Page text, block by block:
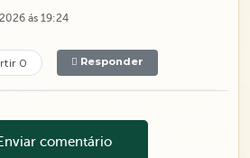
ás 19:24
0 Responder
Enviar comentário